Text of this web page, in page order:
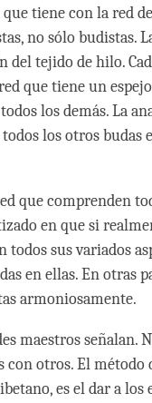
tiene con la red
no sólo budistas.
del tejido de hilo.
que tiene un
los demás. La
los otros budas
que comprenden
en que si
todos sus variados
en ellas. En otras
armoniosamente.
maestros señalan.
con otros. El método
es el dar a los